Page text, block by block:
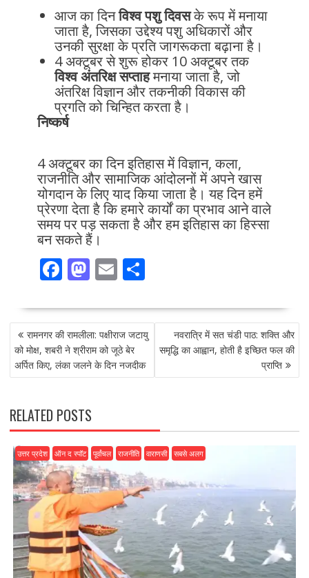
आज का दिनविश्व पशु दिवसके रूप में मनाया
जाता है, जिसका उद्देश्य पशु अधिकारों और
उनकी सुरक्षा के प्रति जागरूकता बढ़ाना है।
4 अक्टूबर से शुरू होकर 10 अक्टूबर तक
विश्व अंतरिक्ष सप्ताहमनाया जाता है, जो
अंतरिक्ष विज्ञान और तकनीकी विकास की
प्रगति को चिन्हित करता है।
निष्कर्ष
4 अक्टूबर का दिन इतिहास में विज्ञान, कला,
राजनीति और सामाजिक आंदोलनों में अपने खास
योगदान के लिए याद किया जाता है। यह दिन हमें
प्रेरणा देता है कि हमारे कार्यों का प्रभाव आने वाले
समय पर पड़ सकता है और हम इतिहास का हिस्सा
बन सकते हैं।
F
e
b
o
o
k
M
to
d
o
n
E
ai
l
S
ar
e
POST
NAVIGATION
रामनगर की रामलीला: पक्षीराज जटायु
को मोक्ष, शबरी ने श्रीराम को जूठे बेर
अर्पित किए, लंका जलने के दिन नजदीक
नवरात्रि में सत चंडी पाठ: शक्ति और
समृद्धि का आह्वान, होती है इच्छित फल की
प्राप्ति
RELATED POSTS
उत्तर प्रदेश ऑन द स्पॉट पूर्वांचल राजनीति वाराणसी सबसे अलग